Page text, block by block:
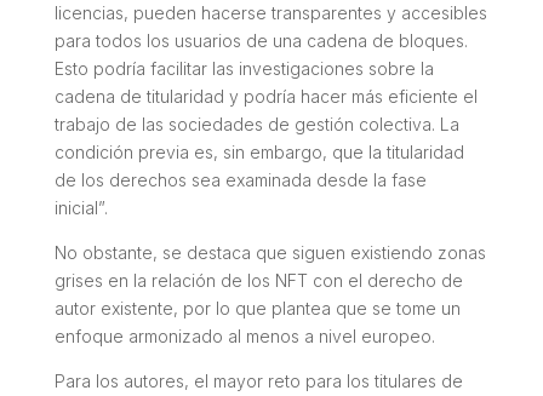
licencias, pueden hacerse transparentes y accesibles
para todos los usuarios de una cadena de bloques.
Esto podría facilitar las investigaciones sobre la
cadena de titularidad y podría hacer más eficiente el
trabajo de las sociedades de gestión colectiva. La
condición previa es, sin embargo, que la titularidad
de los derechos sea examinada desde la fase
inicial”.
No obstante, se destaca que siguen existiendo zonas
grises en la relación de los NFT con el derecho de
autor existente, por lo que plantea que se tome un
enfoque armonizado al menos a nivel europeo.
Para los autores, el mayor reto para los titulares de